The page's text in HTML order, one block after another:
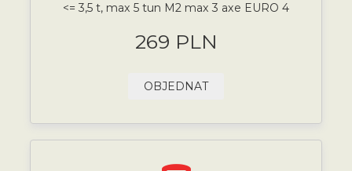
<= 3,5 t, max 5 tun M2 max 3 axe EURO 4
269 PLN
OBJEDNAT